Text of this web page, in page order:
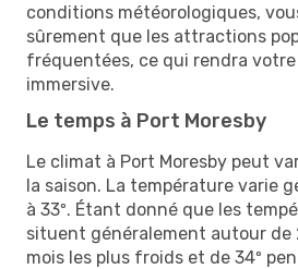
conditions météorologiques,
sûrement que les attractions
fréquentées, ce qui rendra
immersive.
Le temps à Port Moresby
Le climat à Port Moresby peut
la saison. La température varie
à 33º. Étant donné que les
situent généralement autour de
mois les plus froids et de 34º